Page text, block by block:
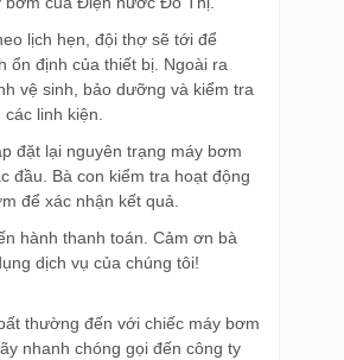
lịch hẹn, đội thợ sẽ tới để
ổn định của thiết bị. Ngoài ra
vệ sinh, bảo dưỡng và kiểm tra
linh kiện.
đặt lại nguyên trạng máy bơm
đầu. Bà con kiểm tra hoạt động
để xác nhận kết quả.
hành thanh toán. Cảm ơn bà
dịch vụ của chúng tôi!
thường đến với chiếc máy bơm
nhanh chóng gọi đến công ty